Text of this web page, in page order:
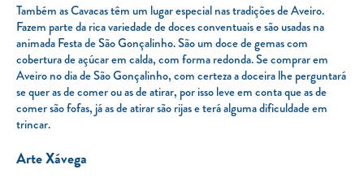
Também as Cavacas têm um lugar especial nas tradições de Aveiro.
Fazem parte da rica variedade de doces conventuais e são usadas na
animada Festa de São Gonçalinho. São um doce de gemas com
cobertura de açúcar em calda, com forma redonda. Se comprar em
Aveiro no dia de São Gonçalinho, com certeza a doceira lhe perguntará
se quer as de comer ou as de atirar, por isso leve em conta que as de
comer são fofas, já as de atirar são rijas e terá alguma dificuldade em
trincar.
Arte Xávega